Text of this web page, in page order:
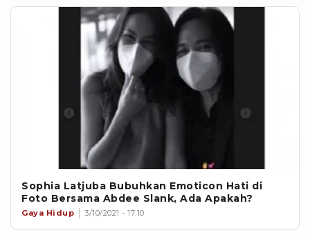
Sophia Latjuba Bubuhkan Emoticon Hati di
Foto Bersama Abdee Slank, Ada Apakah?
Gaya Hidup 3/10/2021 - 17:10